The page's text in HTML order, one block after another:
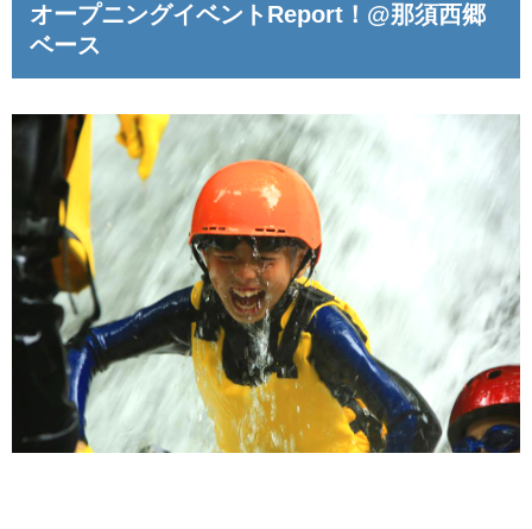
オープニングイベントReport！ @那須西郷
ベース